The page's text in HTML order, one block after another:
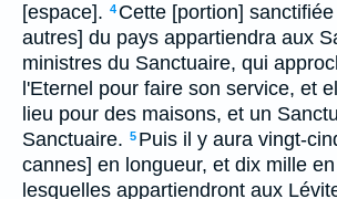
[espace]. 4 Cette [portion]
autres] du pays appartiendra aux
ministres du Sanctuaire, qui
l'Eternel pour faire son service, et
lieu pour des maisons, et un
Sanctuaire. 5 Puis il y aura vingt-
cannes] en longueur, et dix mille
lesquelles appartiendront aux